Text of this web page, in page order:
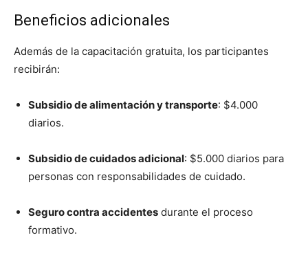
Beneficios adicionales
Además de la capacitación gratuita, los participantes
recibirán:
Subsidio de alimentación y transporte: $4.000
diarios.
Subsidio de cuidados adicional: $5.000 diarios para
personas con responsabilidades de cuidado.
Seguro contra accidentes durante el proceso
formativo.